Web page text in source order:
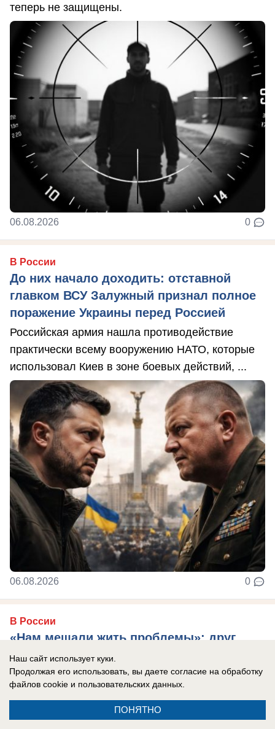
теперь не защищены.
06.08.2026 0
В России
До них начало доходить: отставной
главком ВСУ Залужный признал полное
поражение Украины перед Россией
Российская армия нашла противодействие
практически всему вооружению НАТО, которые
использовал Киев в зоне боевых действий, ...
06.08.2026 0
В России
«Нам мешали жить проблемы»: друг
Усольцевых получил загадочное
сообщение от пропавшей семьи
Новая тайна Усольцевых: послание пришло
спустя 10 месяцев после исчезновения.
Наш сайт использует куки.
Продолжая его использовать, вы даете согласие на обработку
файлов cookie и пользовательских данных.
ПОНЯТНО